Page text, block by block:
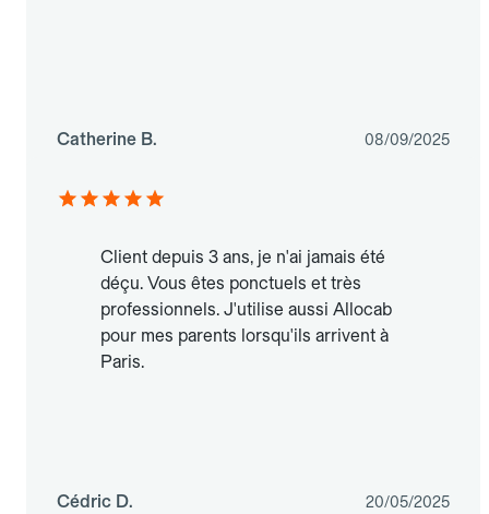
Catherine B. 08/09/2025
Client depuis 3 ans, je n'ai jamais été
déçu. Vous êtes ponctuels et très
professionnels. J'utilise aussi Allocab
pour mes parents lorsqu'ils arrivent à
Paris.
Cédric D. 20/05/2025